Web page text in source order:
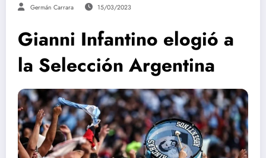
Germán Carrara 15/03/2023
Gianni Infantino elogió a
la Selección Argentina